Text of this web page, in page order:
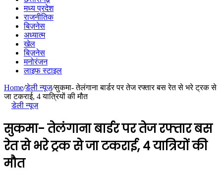
मध्य प्रदेश
राजनीतिक
बिज़नेस
अध्यात्म
खेल
बिज़नेस
मनोरंजन
लाइफ स्टाइल
Home/डेली न्यूज़/सुकमा- तेलंगाना बार्डर पर तेज रफ्तार बस रेत से भरे ट्रक से
जा टकराई, 4 यात्रियों की मौत
डेली न्यूज़
सुकमा- तेलंगाना बार्डर पर तेज रफ्तार बस
रेत से भरे ट्रक से जा टकराई, 4 यात्रियों की
मौत